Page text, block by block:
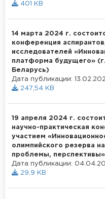
401 KB
14 марта 2024 г.
конференция
исследователей
платформа будущего»
Беларусь)
Дата публикации:
247,54 KB
19 апреля 2024 г.
научно-практическая
участием
олимпийского резерва
проблемы, перспективы»
Дата публикации:
29,9 KB